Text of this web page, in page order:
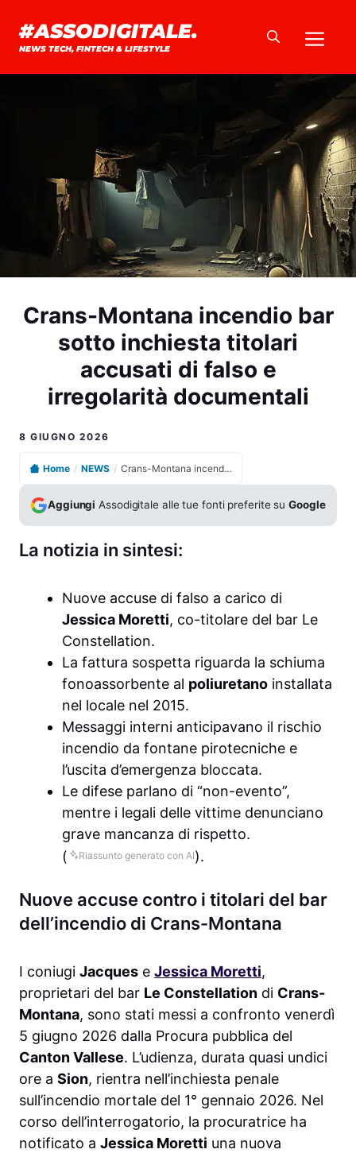
contenuto
#ASSODIGITALE.
NEWS TECH, FINTECH & LIFESTYLE
Crans-Montana incendio bar
sotto inchiesta titolari
accusati di falso e
irregolarità documentali
8 GIUGNO 2026
Home / NEWS / Crans-Montana incendio bar sotto inchiesta titolari accusati di falso e irregolarità documentali
Aggiungi Assodigitale alle tue fonti preferite suGoogle
La notizia in sintesi:
Nuove accuse di falso a carico di
Jessica Moretti, co-titolare del bar Le
Constellation.
La fattura sospetta riguarda la schiuma
fonoassorbente al poliuretano installata
nel locale nel 2015.
Messaggi interni anticipavano il rischio
incendio da fontane pirotecniche e
l’uscita d’emergenza bloccata.
Le difese parlano di “non-evento”,
mentre i legali delle vittime denunciano
grave mancanza di rispetto.
(
Riassunto generato con AI).
Nuove accuse contro i titolari del bar
dell’incendio di Crans-Montana
I coniugi Jacques e Jessica Moretti,
proprietari del bar Le Constellation di Crans-
Montana, sono stati messi a confronto venerdì
5 giugno 2026 dalla Procura pubblica del
Canton Vallese. L’udienza, durata quasi undici
ore a Sion, rientra nell’inchiesta penale
sull’incendio mortale del 1° gennaio 2026. Nel
corso dell’interrogatorio, la procuratrice ha
notificato a Jessica Moretti una nuova